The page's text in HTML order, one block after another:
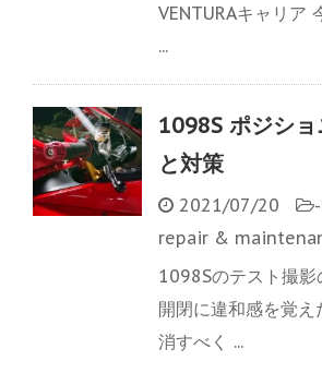
VENTURAキャリア
...
1098S ポジシ
と対策
2021/07/20 -
repair &
1098Sのテスト撮
開閉に違和感を覚
消すべく ...